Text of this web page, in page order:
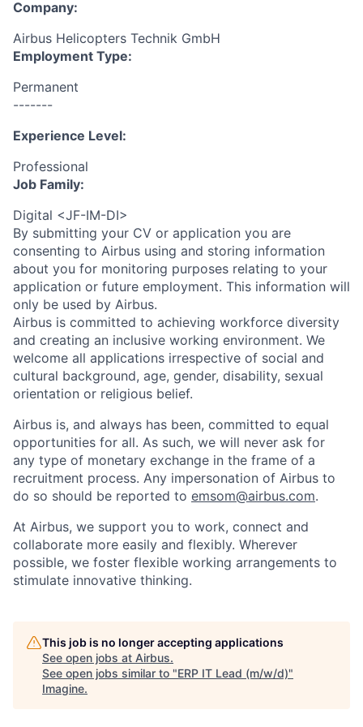
Company:
Airbus Helicopters Technik GmbH
Employment Type:
Permanent
-------
Experience Level:
Professional
Job Family:
Digital <JF-IM-DI>
By submitting your CV or application you are
consenting to Airbus using and storing information
about you for monitoring purposes relating to your
application or future employment. This information will
only be used by Airbus.
Airbus is committed to achieving workforce diversity
and creating an inclusive working environment. We
welcome all applications irrespective of social and
cultural background, age, gender, disability, sexual
orientation or religious belief.
Airbus is, and always has been, committed to equal
opportunities for all. As such, we will never ask for
any type of monetary exchange in the frame of a
recruitment process. Any impersonation of Airbus to
do so should be reported to emsom@airbus.com.
At Airbus, we support you to work, connect and
collaborate more easily and flexibly. Wherever
possible, we foster flexible working arrangements to
stimulate innovative thinking.
This job is no longer accepting applications
See open jobs at Airbus.
See open jobs similar to "ERP IT Lead (m/w/d)"
Imagine.